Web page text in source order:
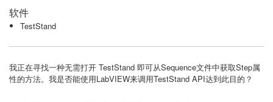
软件
TestStand
我正在寻找一种无需打开 TestStand 即可从Sequence文件中获取Step属
性的方法。我是否能使用LabVIEW来调用TestStand API达到此目的？